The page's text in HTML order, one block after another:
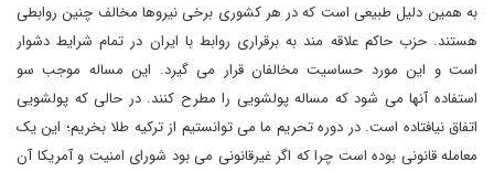
به همین دلیل طبیعی است که در هر کشوری برخی نیروها مخالف چنین روابطی
هستند. حزب حاکم علاقه مند به برقراری روابط با ایران در تمام شرایط دشوار
است و این مورد حساسیت مخالفان قرار می گیرد. این مساله موجب سو
استفاده آنها می شود که مساله پولشویی را مطرح کنند. در حالی که پولشویی
اتفاق نیافتاده است. در دوره تحریم ما می توانستیم از ترکیه طلا بخریم؛ این یک
معامله قانونی بوده است چرا که اگر غیرقانونی می بود شورای امنیت و آمریکا آن